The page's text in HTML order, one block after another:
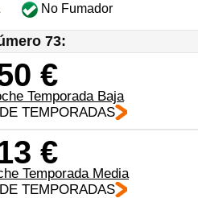
No Fumador
73:
€
Temporada Baja
TEMPORADAS
€
Temporada Media
TEMPORADAS